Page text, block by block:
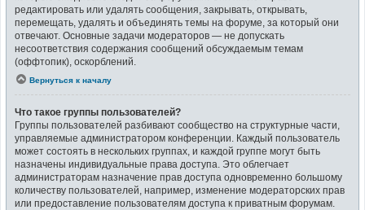
редактировать или удалять сообщения, закрывать, открывать,
перемещать, удалять и объединять темы на форуме, за который они
отвечают. Основные задачи модераторов — не допускать
несоответствия содержания сообщений обсуждаемым темам
(оффтопик), оскорблений.
Вернуться к началу
Что такое группы пользователей?
Группы пользователей разбивают сообщество на структурные части,
управляемые администратором конференции. Каждый пользователь
может состоять в нескольких группах, и каждой группе могут быть
назначены индивидуальные права доступа. Это облегчает
администраторам назначение прав доступа одновременно большому
количеству пользователей, например, изменение модераторских прав
или предоставление пользователям доступа к приватным форумам.